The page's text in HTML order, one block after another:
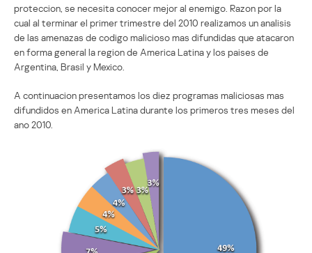
proteccion, se necesita conocer mejor al enemigo. Razon por la
cual al terminar el primer trimestre del 2010 realizamos un analisis
de las amenazas de codigo malicioso mas difundidas que atacaron
en forma general la region de America Latina y los paises de
Argentina, Brasil y Mexico.
A continuacion presentamos los diez programas maliciosas mas
difundidos en America Latina durante los primeros tres meses del
ano 2010.